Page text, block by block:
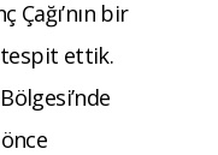
bir
ettik.